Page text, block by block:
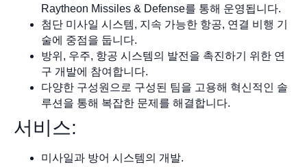
Raytheon Missiles & Defense를 통해 운영됩니다.
첨단 미사일 시스템, 지속 가능한 항공, 연결 비행 기
술에 중점을 둡니다.
방위, 우주, 항공 시스템의 발전을 촉진하기 위한 연
구 개발에 참여합니다.
다양한 구성원으로 구성된 팀을 고용해 혁신적인 솔
루션을 통해 복잡한 문제를 해결합니다.
서비스:
미사일과 방어 시스템의 개발.